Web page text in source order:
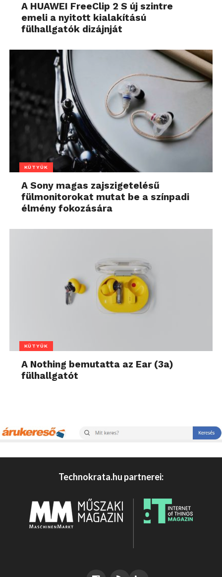
A HUAWEI FreeClip 2 S új szintre
emeli a nyitott kialakítású
fülhallgatók dizájnját
KÜTYÜK
A Sony magas zajszigetelésű
fülmonitorokat mutat be a színpadi
élmény fokozására
KÜTYÜK
A Nothing bemutatta az Ear (3a)
fülhallgatót
Technokrata.hu partnerei: